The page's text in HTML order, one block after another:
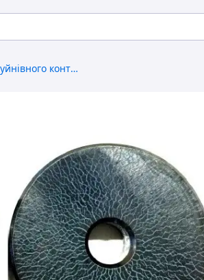
Матеріали для неруйнівного контролю